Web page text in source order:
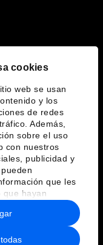
cookies
web se usan
y los
de redes
Además,
sobre el uso
con nuestros
publicidad y
que les
que hayan
que haya
de uso